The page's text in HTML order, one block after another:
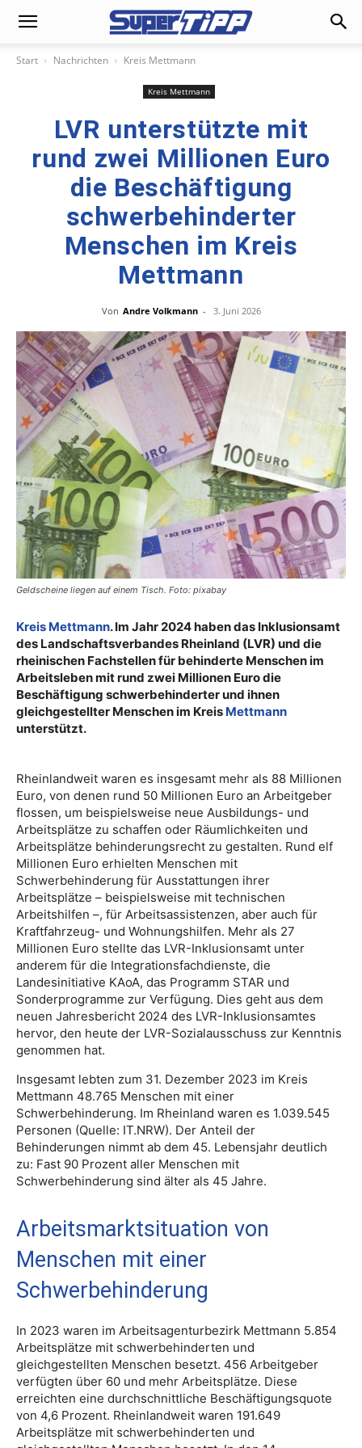
Start Nachrichten Kreis Mettmann
Kreis Mettmann
LVR unterstützte mit
rund zwei Millionen Euro
die Beschäftigung
schwerbehinderter
Menschen im Kreis
Mettmann
Von Andre Volkmann - 3. Juni 2026
Geldscheine liegen auf einem Tisch. Foto: pixabay
Kreis Mettmann. Im Jahr 2024 haben das Inklusionsamt
des Landschaftsverbandes Rheinland (LVR) und die
rheinischen Fachstellen für behinderte Menschen im
Arbeitsleben mit rund zwei Millionen Euro die
Beschäftigung schwerbehinderter und ihnen
gleichgestellter Menschen im Kreis Mettmann
unterstützt.
Rheinlandweit waren es insgesamt mehr als 88 Millionen
Euro, von denen rund 50 Millionen Euro an Arbeitgeber
flossen, um beispielsweise neue Ausbildungs- und
Arbeitsplätze zu schaffen oder Räumlichkeiten und
Arbeitsplätze behinderungsrecht zu gestalten. Rund elf
Millionen Euro erhielten Menschen mit
Schwerbehinderung für Ausstattungen ihrer
Arbeitsplätze – beispielsweise mit technischen
Arbeitshilfen –, für Arbeitsassistenzen, aber auch für
Kraftfahrzeug- und Wohnungshilfen. Mehr als 27
Millionen Euro stellte das LVR-Inklusionsamt unter
anderem für die Integrationsfachdienste, die
Landesinitiative KAoA, das Programm STAR und
Sonderprogramme zur Verfügung. Dies geht aus dem
neuen Jahresbericht 2024 des LVR-Inklusionsamtes
hervor, den heute der LVR-Sozialausschuss zur Kenntnis
genommen hat.
Insgesamt lebten zum 31. Dezember 2023 im Kreis
Mettmann 48.765 Menschen mit einer
Schwerbehinderung. Im Rheinland waren es 1.039.545
Personen (Quelle: IT.NRW). Der Anteil der
Behinderungen nimmt ab dem 45. Lebensjahr deutlich
zu: Fast 90 Prozent aller Menschen mit
Schwerbehinderung sind älter als 45 Jahre.
Arbeitsmarktsituation von
Menschen mit einer
Schwerbehinderung
In 2023 waren im Arbeitsagenturbezirk Mettmann 5.854
Arbeitsplätze mit schwerbehinderten und
gleichgestellten Menschen besetzt. 456 Arbeitgeber
verfügten über 60 und mehr Arbeitsplätze. Diese
erreichten eine durchschnittliche Beschäftigungsquote
von 4,6 Prozent. Rheinlandweit waren 191.649
Arbeitsplätze mit schwerbehinderten und